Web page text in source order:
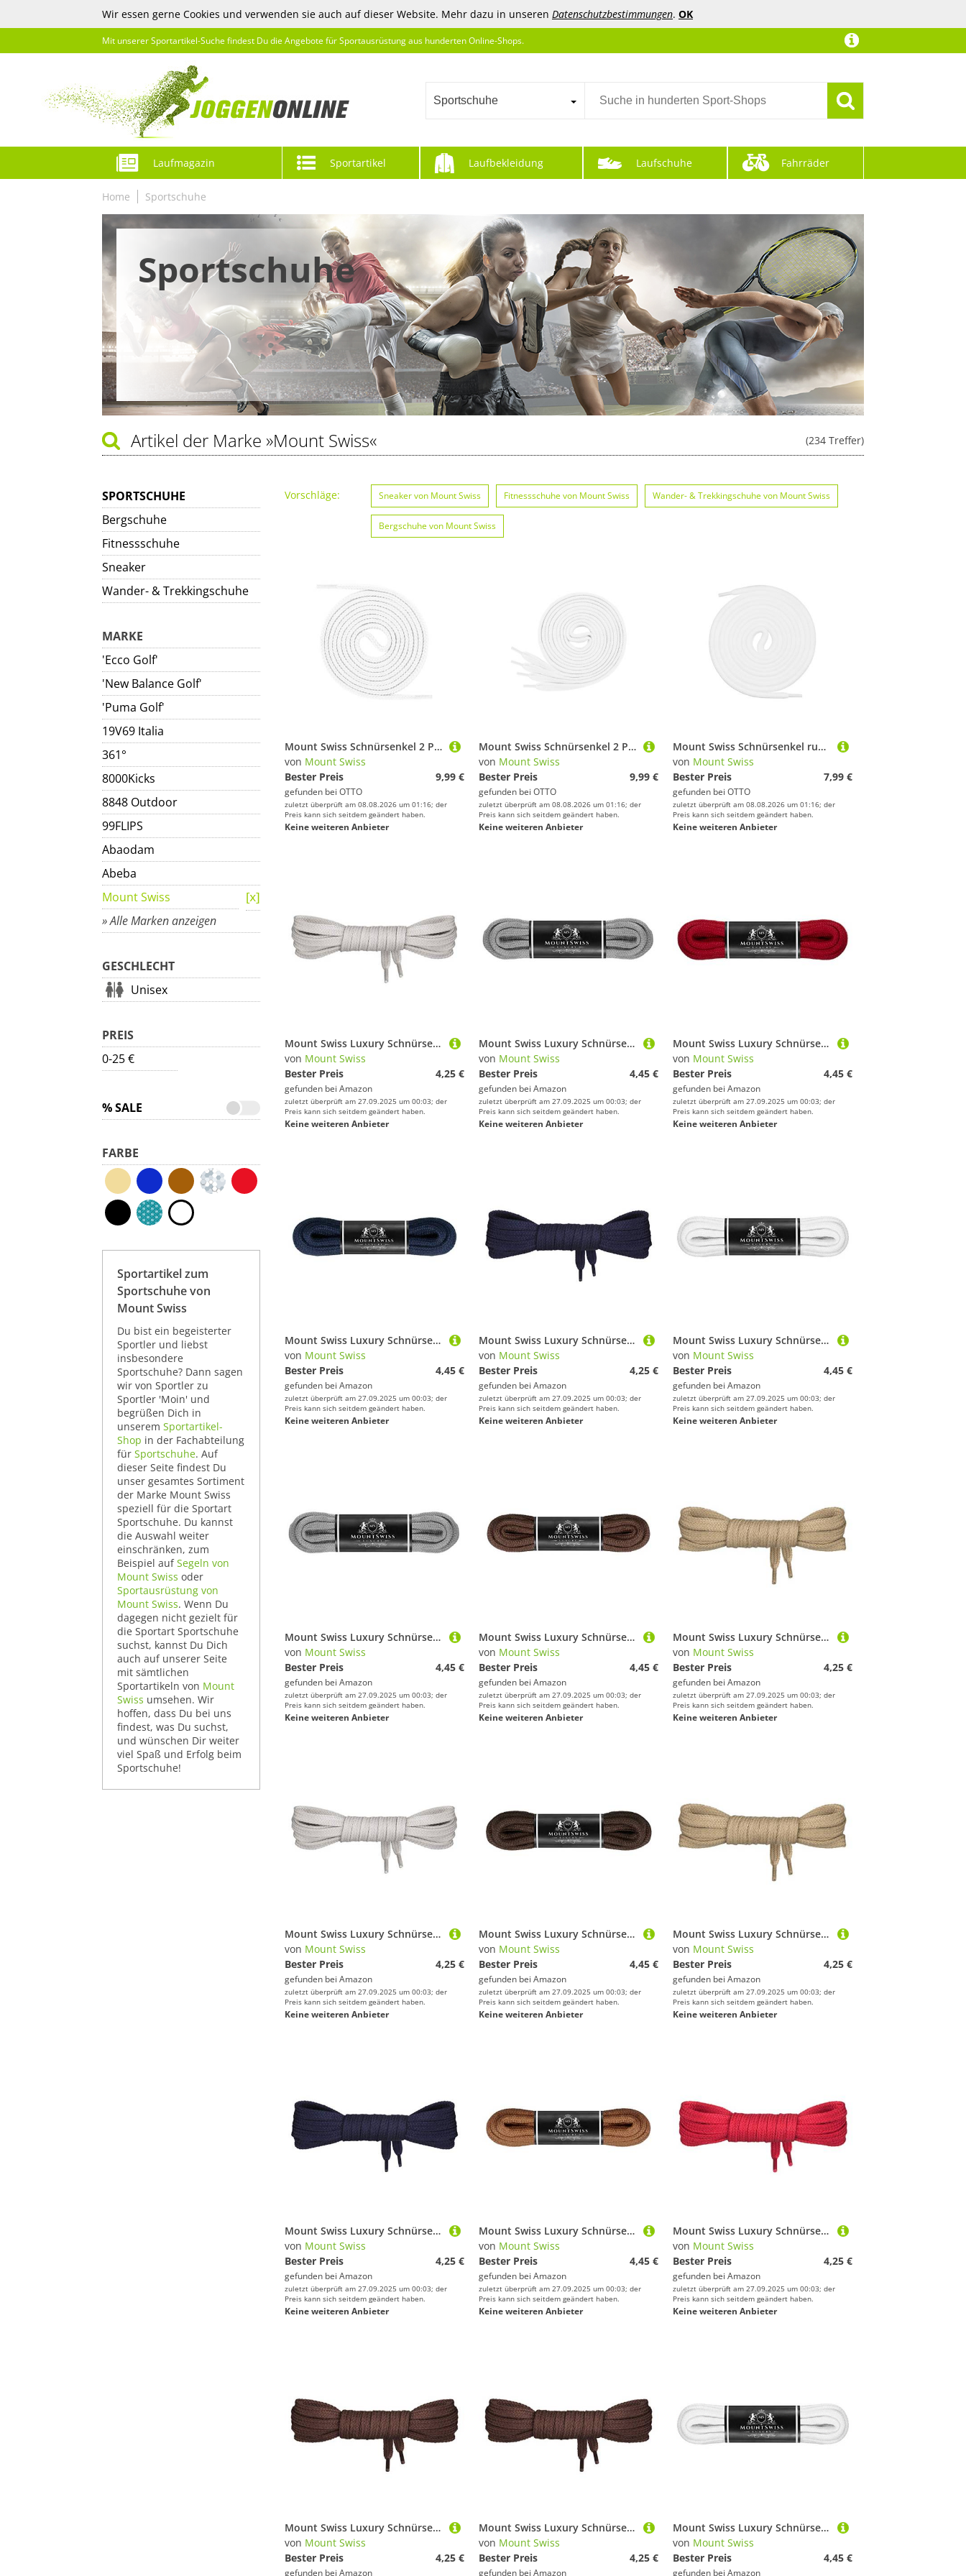
Wir essen gerne Cookies und verwenden sie auch auf dieser Website. Mehr dazu in unseren Datenschutzbestimmungen. OK
Mit unserer Sportartikel-Suche findest Du die Angebote für Sportausrüstung aus hunderten Online-Shops.
Sportschuhe
Laufmagazin Sportartikel Laufbekleidung Laufschuhe Fahrräder
Home Sportschuhe
Sportschuhe
(234 Treffer)
Artikel der Marke »Mount Swiss«
SPORTSCHUHE
Bergschuhe
Fitnessschuhe
Sneaker
Wander- & Trekkingschuhe
MARKE
'Ecco Golf'
'New Balance Golf'
'Puma Golf'
19V69 Italia
361°
8000Kicks
8848 Outdoor
99FLIPS
Abaodam
Abeba
Mount Swiss
» Alle Marken anzeigen
GESCHLECHT
Unisex
PREIS
0-25 €
% SALE
FARBE
Sportartikel zum
Sportschuhe von
Mount Swiss
Du bist ein begeisterter
Sportler und liebst
insbesondere
Sportschuhe? Dann sagen
wir von Sportler zu
Sportler 'Moin' und
begrüßen Dich in
unserem Sportartikel-
Shop in der Fachabteilung
für Sportschuhe. Auf
dieser Seite findest Du
unser gesamtes Sortiment
der Marke Mount Swiss
speziell für die Sportart
Sportschuhe. Du kannst
die Auswahl weiter
einschränken, zum
Beispiel aufSegeln von
Mount Swiss oder
Sportausrüstung von
Mount Swiss. Wenn Du
dagegen nicht gezielt für
die Sportart Sportschuhe
suchst, kannst Du Dich
auch auf unserer Seite
mit sämtlichen
Sportartikeln von Mount
Swiss umsehen. Wir
hoffen, dass Du bei uns
findest, was Du suchst,
und wünschen Dir weiter
viel Spaß und Erfolg beim
Sportschuhe!
Vorschläge: Sneaker von Mount Swiss Fitnessschuhe von Mount Swiss Wander- & Trekkingschuhe von Mount Swiss
Bergschuhe von Mount Swiss
Mount Swiss Schnürsenkel 2 Paar flache Premium-Schnürsenkel 7mm breit aus Polyester für Sneaker
von Mount Swiss
Bester Preis
9,99 €
gefunden bei OTTO
zuletzt überprüft am 08.08.2026 um 01:16; der
Preis kann sich seitdem geändert haben.
Keine weiteren Anbieter
Mount Swiss Schnürsenkel 2 Paar flache SCHNÜRSENKEL 12mm breit für Sneaker und Sportschuhe -
von Mount Swiss
Bester Preis
9,99 €
gefunden bei OTTO
zuletzt überprüft am 08.08.2026 um 01:16; der
Preis kann sich seitdem geändert haben.
Keine weiteren Anbieter
Mount Swiss Schnürsenkel runde Schnürsenkel ø 5 mm für Wander- & Trekkingschuhe - 100% Polyeste
von Mount Swiss
Bester Preis
7,99 €
gefunden bei OTTO
zuletzt überprüft am 08.08.2026 um 01:16; der
Preis kann sich seitdem geändert haben.
Keine weiteren Anbieter
Mount Swiss Luxury Schnürsenkel flach ø 7 mm I 1 Paar reißfeste Premium Schuhbänder aus 100% Baumwolle ideal für Sneaker Sportschuhe Lederschuhe Freizeitschuhe Farbe: Hellbeige, Länge: 140cm
von Mount Swiss
Bester Preis
4,25 €
gefunden bei Amazon
zuletzt überprüft am 27.09.2025 um 00:03; der
Preis kann sich seitdem geändert haben.
Keine weiteren Anbieter
Mount Swiss Luxury Schnürsenkel rund ø 3-4 mm I 1 Paar reißfeste Premium Schuhbänder aus 100% Baumwolle ideal für Sneaker Sportschuhe Freizeitschuhe Lederschuhe Farbe: Grey, Länge 60cm
von Mount Swiss
Bester Preis
4,45 €
gefunden bei Amazon
zuletzt überprüft am 27.09.2025 um 00:03; der
Preis kann sich seitdem geändert haben.
Keine weiteren Anbieter
Mount Swiss Luxury Schnürsenkel rund ø 3-4 mm I 1 Paar reißfeste Premium Schuhbänder aus 100% Baumwolle ideal für Sneaker Sportschuhe Freizeitschuhe Lederschuhe Farbe: red, Länge 110cm
von Mount Swiss
Bester Preis
4,45 €
gefunden bei Amazon
zuletzt überprüft am 27.09.2025 um 00:03; der
Preis kann sich seitdem geändert haben.
Keine weiteren Anbieter
Mount Swiss Luxury Schnürsenkel rund ø 3-4 mm I 1 Paar reißfeste Premium Schuhbänder aus 100% Baumwolle ideal für Sneaker Sportschuhe Freizeitschuhe Lederschuhe Farbe: Navy, Länge 45cm
von Mount Swiss
Bester Preis
4,45 €
gefunden bei Amazon
zuletzt überprüft am 27.09.2025 um 00:03; der
Preis kann sich seitdem geändert haben.
Keine weiteren Anbieter
Mount Swiss Luxury Schnürsenkel flach ø 7 mm I 1 Paar reißfeste Premium Schuhbänder aus 100% Baumwolle ideal für Sneaker Sportschuhe Lederschuhe Freizeitschuhe Farbe: darkblue, Länge: 160cm
von Mount Swiss
Bester Preis
4,25 €
gefunden bei Amazon
zuletzt überprüft am 27.09.2025 um 00:03; der
Preis kann sich seitdem geändert haben.
Keine weiteren Anbieter
Mount Swiss Luxury Schnürsenkel rund ø 3-4 mm I 1 Paar reißfeste Premium Schuhbänder aus 100% Baumwolle ideal für Sneaker Sportschuhe Freizeitschuhe Lederschuhe Farbe: White, Länge 100cm
von Mount Swiss
Bester Preis
4,45 €
gefunden bei Amazon
zuletzt überprüft am 27.09.2025 um 00:03; der
Preis kann sich seitdem geändert haben.
Keine weiteren Anbieter
Mount Swiss Luxury Schnürsenkel rund ø 3-4 mm I 1 Paar reißfeste Premium Schuhbänder aus 100% Baumwolle ideal für Sneaker Sportschuhe Freizeitschuhe Lederschuhe Farbe: Grey, Länge 120cm
von Mount Swiss
Bester Preis
4,45 €
gefunden bei Amazon
zuletzt überprüft am 27.09.2025 um 00:03; der
Preis kann sich seitdem geändert haben.
Keine weiteren Anbieter
Mount Swiss Luxury Schnürsenkel rund ø 3-4 mm I 1 Paar reißfeste Premium Schuhbänder aus 100% Baumwolle ideal für Sneaker Sportschuhe Freizeitschuhe Lederschuhe Farbe: Brown, Länge 140cm
von Mount Swiss
Bester Preis
4,45 €
gefunden bei Amazon
zuletzt überprüft am 27.09.2025 um 00:03; der
Preis kann sich seitdem geändert haben.
Keine weiteren Anbieter
Mount Swiss Luxury Schnürsenkel flach ø 7 mm I 1 Paar reißfeste Premium Schuhbänder aus 100% Baumwolle ideal für Sneaker Sportschuhe Lederschuhe Freizeitschuhe Farbe: beige, Länge: 150cm
von Mount Swiss
Bester Preis
4,25 €
gefunden bei Amazon
zuletzt überprüft am 27.09.2025 um 00:03; der
Preis kann sich seitdem geändert haben.
Keine weiteren Anbieter
Mount Swiss Luxury Schnürsenkel flach ø 7 mm I 1 Paar reißfeste Premium Schuhbänder aus 100% Baumwolle ideal für Sneaker Sportschuhe Lederschuhe Freizeitschuhe Farbe: Hellbeige, Länge: 70cm
von Mount Swiss
Bester Preis
4,25 €
gefunden bei Amazon
zuletzt überprüft am 27.09.2025 um 00:03; der
Preis kann sich seitdem geändert haben.
Keine weiteren Anbieter
Mount Swiss Luxury Schnürsenkel rund ø 3-4 mm I 1 Paar reißfeste Premium Schuhbänder aus 100% Baumwolle ideal für Sneaker Sportschuhe Freizeitschuhe Lederschuhe Farbe: Chocolate, Länge 170cm
von Mount Swiss
Bester Preis
4,45 €
gefunden bei Amazon
zuletzt überprüft am 27.09.2025 um 00:03; der
Preis kann sich seitdem geändert haben.
Keine weiteren Anbieter
Mount Swiss Luxury Schnürsenkel flach ø 7 mm I 1 Paar reißfeste Premium Schuhbänder aus 100% Baumwolle ideal für Sneaker Sportschuhe Lederschuhe Freizeitschuhe Farbe: beige, Länge: 75cm
von Mount Swiss
Bester Preis
4,25 €
gefunden bei Amazon
zuletzt überprüft am 27.09.2025 um 00:03; der
Preis kann sich seitdem geändert haben.
Keine weiteren Anbieter
Mount Swiss Luxury Schnürsenkel flach ø 7 mm I 1 Paar reißfeste Premium Schuhbänder aus 100% Baumwolle ideal für Sneaker Sportschuhe Lederschuhe Freizeitschuhe Farbe: darkblue, Länge: 60cm
von Mount Swiss
Bester Preis
4,25 €
gefunden bei Amazon
zuletzt überprüft am 27.09.2025 um 00:03; der
Preis kann sich seitdem geändert haben.
Keine weiteren Anbieter
Mount Swiss Luxury Schnürsenkel rund ø 3-4 mm I 1 Paar reißfeste Premium Schuhbänder aus 100% Baumwolle ideal für Sneaker Sportschuhe Freizeitschuhe Lederschuhe Farbe: Ginger, Länge 160cm
von Mount Swiss
Bester Preis
4,45 €
gefunden bei Amazon
zuletzt überprüft am 27.09.2025 um 00:03; der
Preis kann sich seitdem geändert haben.
Keine weiteren Anbieter
Mount Swiss Luxury Schnürsenkel flach ø 7 mm I 1 Paar reißfeste Premium Schuhbänder aus 100% Baumwolle ideal für Sneaker Sportschuhe Lederschuhe Freizeitschuhe Farbe: red, Länge: 90cm
von Mount Swiss
Bester Preis
4,25 €
gefunden bei Amazon
zuletzt überprüft am 27.09.2025 um 00:03; der
Preis kann sich seitdem geändert haben.
Keine weiteren Anbieter
Mount Swiss Luxury Schnürsenkel flach ø 7 mm I 1 Paar reißfeste Premium Schuhbänder aus 100% Baumwolle ideal für Sneaker Sportschuhe Lederschuhe Freizeitschuhe Farbe: Brown, Länge: 200cm
von Mount Swiss
Bester Preis
4,25 €
gefunden bei Amazon
Mount Swiss Luxury Schnürsenkel flach ø 7 mm I 1 Paar reißfeste Premium Schuhbänder aus 100% Baumwolle ideal für Sneaker Sportschuhe Lederschuhe Freizeitschuhe Farbe: Brown, Länge: 70cm
von Mount Swiss
Bester Preis
4,25 €
gefunden bei Amazon
Mount Swiss Luxury Schnürsenkel rund ø 3-4 mm I 1 Paar reißfeste Premium Schuhbänder aus 100% Baumwolle ideal für Sneaker Sportschuhe Freizeitschuhe Lederschuhe Farbe: White, Länge 80cm
von Mount Swiss
Bester Preis
4,45 €
gefunden bei Amazon